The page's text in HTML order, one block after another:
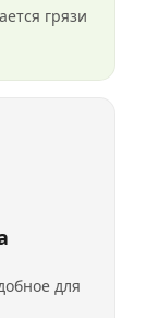
грязи
для